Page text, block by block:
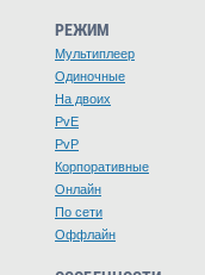
РЕЖИМ
Мультиплеер
Одиночные
На двоих
PvE
PvP
Корпоративные
Онлайн
По сети
Оффлайн